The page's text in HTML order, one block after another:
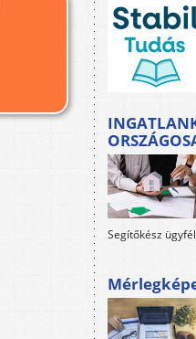
Segítőkész